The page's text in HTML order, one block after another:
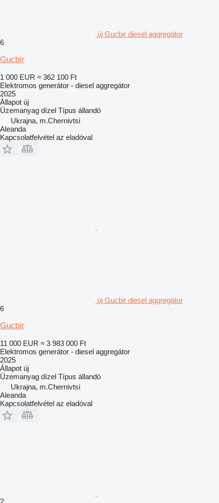
új Gucbir diesel aggregátor
6
Gucbir
1 000 EUR ≈ 362 100 Ft
Elektromos generátor - diesel aggregátor
2025
Állapot új
Üzemanyag dízel Típus állandó
Ukrajna, m.Chernivtsi
Aleanda
Kapcsolatfelvétel az eladóval
új Gucbir diesel aggregátor
6
Gucbir
11 000 EUR ≈ 3 983 000 Ft
Elektromos generátor - diesel aggregátor
2025
Állapot új
Üzemanyag dízel Típus állandó
Ukrajna, m.Chernivtsi
Aleanda
Kapcsolatfelvétel az eladóval
2